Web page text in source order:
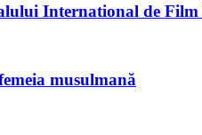
International d​e
musulmană